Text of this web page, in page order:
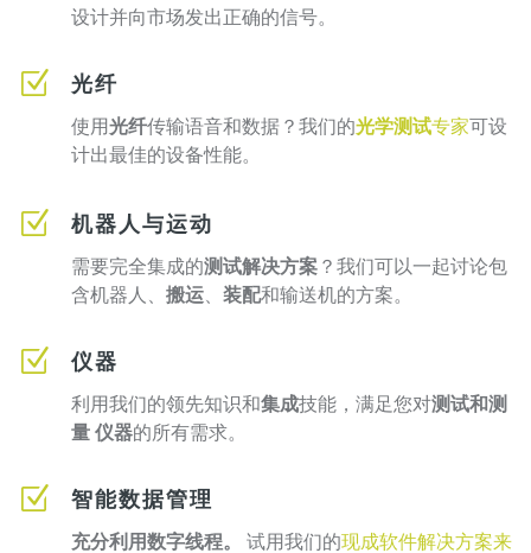
设计并向市场发出正确的信号。
Z 光纤
使用光纤传输语音和数据？我们的光学测试专家可设
计出最佳的设备性能。
Z 机器人与运动
需要完全集成的测试解决方案 ？我们可以一起讨论包
含机器人、搬运 、装配和输送机的方案。
Z 仪器
利用我们的领先知识和集成技能，满足您对测试和测
量 仪器的所有需求。
Z 智能数据管理
充分利用数字线程。试用我们的现成软件解决方案来